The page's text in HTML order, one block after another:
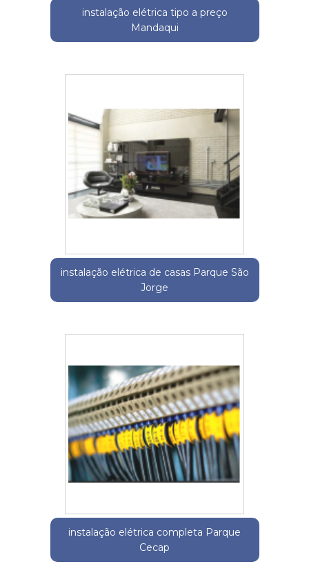
instalação elétrica tipo a preço
Mandaqui
instalação elétrica de casas Parque São
Jorge
instalação elétrica completa Parque
Cecap